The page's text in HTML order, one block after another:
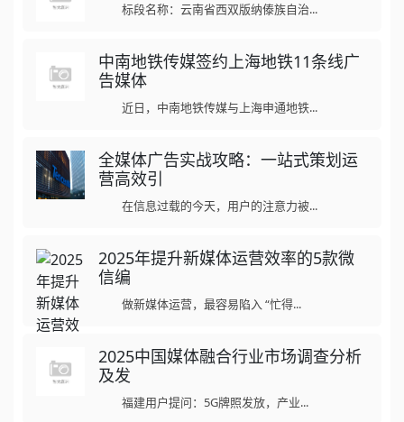
标段名称：云南省西双版纳傣族自治...
中南地铁传媒签约上海地铁11条线广
告媒体
近日，中南地铁传媒与上海申通地铁...
全媒体广告实战攻略：一站式策划运
营高效引
在信息过载的今天，用户的注意力被...
2025年提升新媒体运营效率的5款微
信编
做新媒体运营，最容易陷入 “忙得...
2025中国媒体融合行业市场调查分析
及发
福建用户提问：5G牌照发放，产业...